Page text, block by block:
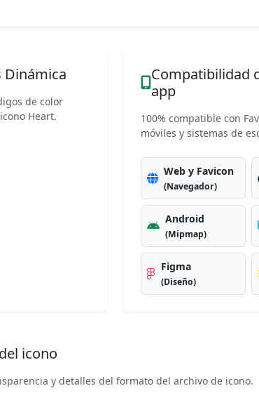
Dinámica
de color
Heart.
Compatibilidad
app
100% compatible con
móviles y sistemas de
Web y Favicon
(Navegador)
Android
(Mipmap)
Figma
(Diseño)
icono
y detalles del formato del archivo de icono.